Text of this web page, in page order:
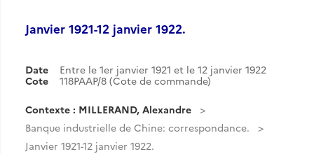
Janvier 1921-12 janvier 1922.
Date
Entre le 1er janvier 1921 et le 12 janvier 1922
Cote
118PAAP/8 (Cote de commande)
Contexte : MILLERAND, Alexandre
Banque industrielle de Chine: correspondance.
Janvier 1921-12 janvier 1922.